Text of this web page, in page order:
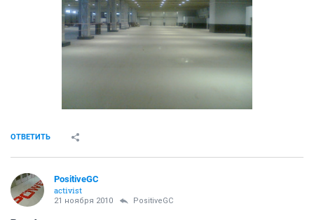
ОТВЕТИТЬ
PositiveGC
activist
21 ноября 2010 PositiveGC